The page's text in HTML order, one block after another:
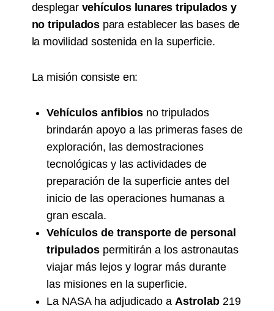
desplegar vehículos lunares tripulados y
no tripulados para establecer las bases de
la movilidad sostenida en la superficie.
La misión consiste en:
Vehículos anfibiosno tripulados
brindarán apoyo a las primeras fases de
exploración, las demostraciones
tecnológicas y las actividades de
preparación de la superficie antes del
inicio de las operaciones humanas a
gran escala.
Vehículos de transporte de personal
tripuladospermitirán a los astronautas
viajar más lejos y lograr más durante
las misiones en la superficie.
La NASA ha adjudicado a Astrolab 219